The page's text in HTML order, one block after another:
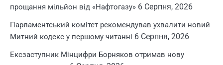
прощання мільйон від «Нафтогазу» 6 Серпня, 2026
Парламентський комітет рекомендував ухвалити новий
Митний кодекс у першому читанні 6 Серпня, 2026
Ексзаступник Мінцифри Борняков отримав нову